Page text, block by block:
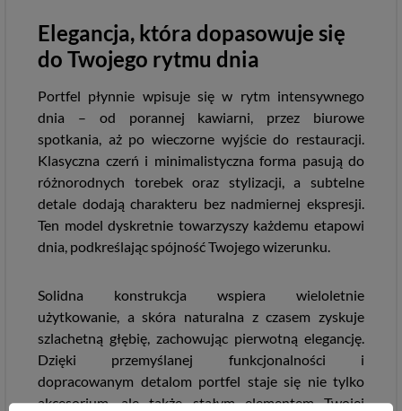
Elegancja, która dopasowuje się
do Twojego rytmu dnia
Portfel płynnie wpisuje się w rytm intensywnego
dnia – od porannej kawiarni, przez biurowe
spotkania, aż po wieczorne wyjście do restauracji.
Klasyczna czerń i minimalistyczna forma pasują do
różnorodnych torebek oraz stylizacji, a subtelne
detale dodają charakteru bez nadmiernej ekspresji.
Ten model dyskretnie towarzyszy każdemu etapowi
dnia, podkreślając spójność Twojego wizerunku.
Solidna konstrukcja wspiera wieloletnie
użytkowanie, a skóra naturalna z czasem zyskuje
szlachetną głębię, zachowując pierwotną elegancję.
Dzięki przemyślanej funkcjonalności i
dopracowanym detalom portfel staje się nie tylko
akcesorium, ale także stałym elementem Twojej